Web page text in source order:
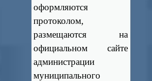
оформляются
протоколом,
размещаются на
официальном сайте
администрации
муниципального